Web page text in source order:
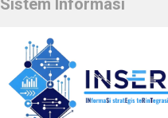
Sistem Informasi